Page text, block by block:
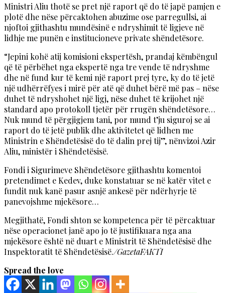
Ministri Aliu thotë se pret një raport që do të japë pamjen e
plotë dhe nëse përcaktohen abuzime ose parregullsi, ai
njoftoi gjithashtu mundësinë e ndryshimit të ligjeve në
lidhje me punën e institucioneve private shëndetësore.
“Jepini kohë atij komisioni ekspertësh, prandaj këmbëngul
që të përbëhet nga ekspertë nga tre vende të ndryshme
dhe në fund kur të kemi një raport prej tyre, ky do të jetë
një udhërrëfyes i mirë për atë që duhet bërë më pas – nëse
duhet të ndryshohet një ligj, nëse duhet të krijohet një
standard apo protokoll tjetër për rrugën shëndetësore…
Nuk mund të përgjigjem tani, por mund t’ju siguroj se ai
raport do të jetë publik dhe aktivitetet që lidhen me
Ministrin e Shëndetësisë do të dalin prej tij”, nënvizoi Azir
Aliu, ministër i Shëndetësisë.
Fondi i Sigurimeve Shëndetësore gjithashtu komentoi
pretendimet e Kedev, duke konstatuar se në katër vitet e
fundit nuk kanë pasur asnjë ankesë për ndërhyrje të
panevojshme mjekësore…
Megjithatë, Fondi shton se kompetenca për të përcaktuar
nëse operacionet janë apo jo të justifikuara nga ana
mjekësore është në duart e Ministrit të Shëndetësisë dhe
Inspektoratit të Shëndetësisë./GazetaFAKTI
Spread the love